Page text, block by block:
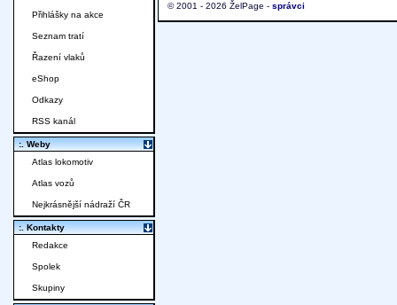
© 2001 - 2026 ŽelPage - správci
Přihlášky na akce
Seznam tratí
Řazení vlaků
eShop
Odkazy
RSS kanál
:. Weby
Atlas lokomotiv
Atlas vozů
Nejkrásnější nádraží ČR
:. Kontakty
Redakce
Spolek
Skupiny